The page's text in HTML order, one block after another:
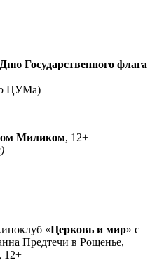
Дню Государственного флага
ЦУМа)
Миликом, 12+
«Церковь и мир» с
Предтечи в Рощенье,
, 12+